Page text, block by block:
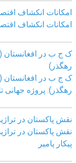
امکانات انکشاف
امکانات انکشاف
ک ج ب در افغانستان
رهگذر)
ک ج ب در افغانستان
رهگذر). پروژه جهانی
نقش پاکستان در
نقش پاکستان در
پیکار پامیر